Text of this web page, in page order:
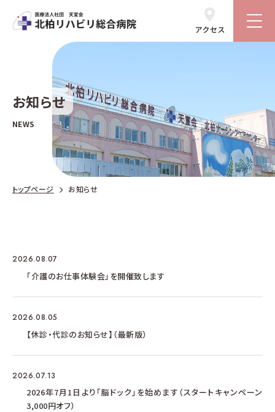
お知らせ
NEWS
トップページ お知らせ
2026.08.07
「介護のお仕事体験会」を開催致します
2026.08.05
【休診・代診のお知らせ】（最新版）
2026.07.13
2026年7月1日より「脳ドック」を始めます（スタートキャンペーン
3,000円オフ）